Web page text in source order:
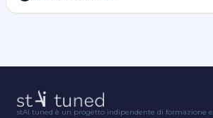
stAI tuned è un progetto indipendente di formazione e